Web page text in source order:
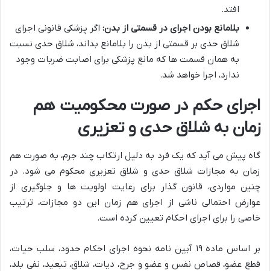
افتد.
بلامانع بودن اجرای در قسمتی از بدن: اگر پزشکی قانونی اجرای
شلاق حدی بر قسمتی از بدن را بلامانع بداند، شلاق حدی نسبت
به همان قسمت ها که مانع پزشکی برای اصابت ضربات وجود
ندارد، اجرا خواهد شد.
اجرای حکم در صورت محکومیت هم
زمان به شلاق حدی و تعزیری
گاه پیش می آید که یک فرد به دلیل ارتکاب چند جرم، به صورت هم
زمان به مجازات شلاق حدی و شلاق تعزیری محکوم می شود. در
چنین مواردی، قانون گذار برای رعایت اولویت ها و جلوگیری از
عوارض احتمالی ناشی از اجرای هم زمان این دو مجازات، ترتیب
خاصی را برای اجرای احکام تعیین کرده است.
بر اساس ماده ۱۹ آیین نامه نحوه اجرای احکام حدود، سلب حیات،
قطع عضو، قصاص نفس و عضو و جرح، دیات، شلاق، تبعید، نفی بلد،